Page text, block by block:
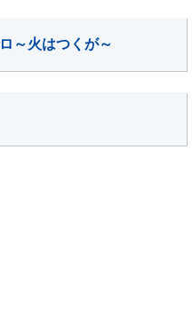
～火はつくが～